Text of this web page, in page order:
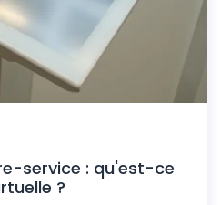
service : qu'est-ce
?